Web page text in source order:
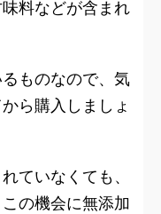
料などが含まれ
ものなので、気
ら購入しましょ
ていなくても、
の機会に無添加